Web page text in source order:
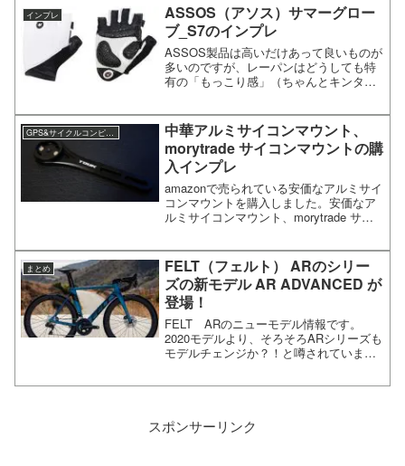
インプレ
ASSOS（アソス）サマーグロー
ブ_S7のインプレ
ASSOS製品は高いだけあって良いものが
多いのですが、レーパンはどうしても特
有の「もっこり感」（ちゃんとキンタマ
かしいのでカステリを愛用しています。
さて、モッコリはさておき、ひと夏使用
したASSOSのサマ...
GPS&サイクルコンピュータ
中華アルミサイコンマウント、
morytrade サイコンマウントの購
入インプレ
amazonで売られている安価なアルミサイ
コンマウントを購入しました。安価なア
ルミサイコンマウント、morytrade サイ
ウント購入の経緯以前購入した
ROCKBROSのマウントが走行中にいき
なり折れてし...
まとめ
FELT（フェルト） ARのシリー
ズの新モデル AR ADVANCED が
登場！
FELT ARのニューモデル情報です。
2020モデルより、そろそろARシリーズも
モデルチェンジか？！と噂されていまし
で記事にします。FELT（フェルト） AR
スポンサーリンク